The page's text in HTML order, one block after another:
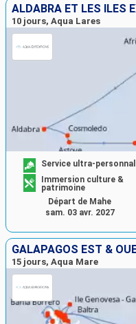
ALDABRA ET LES ÎLES
10 jours, Aqua Lares
Service ultra-
Immersion culture &
patrimoine
Départ de Mahe
sam. 03 avr. 2027
GALAPAGOS EST &
15 jours, Aqua Mare